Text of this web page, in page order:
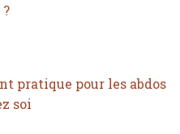
pratique pour les abdos
soi